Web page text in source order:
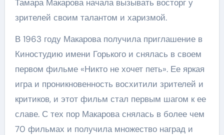
Тамара Макарова начала вызывать восторг у
зрителей своим талантом и харизмой.
В 1963 году Макарова получила приглашение в
Киностудию имени Горького и снялась в своем
первом фильме «Никто не хочет петь». Ее яркая
игра и проникновенность восхитили зрителей и
критиков, и этот фильм стал первым шагом к ее
славе. С тех пор Макарова снялась в более чем
70 фильмах и получила множество наград и